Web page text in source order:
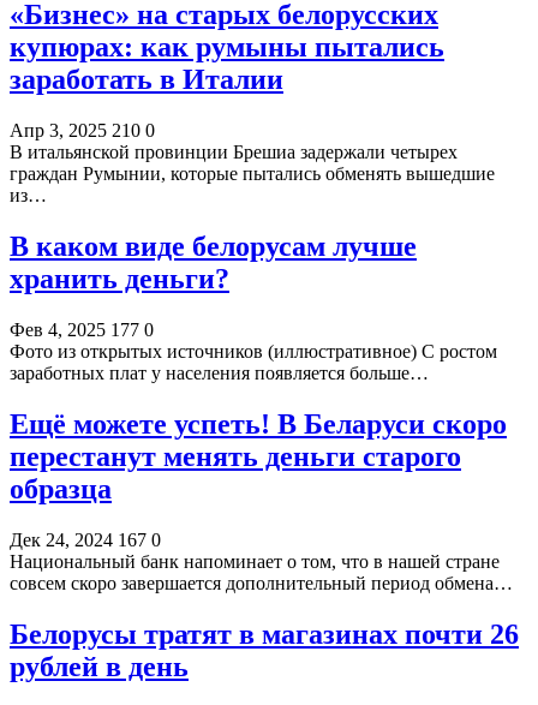
«Бизнес» на старых белорусских
купюрах: как румыны пытались
заработать в Италии
Апр 3, 2025 210 0
В итальянской провинции Брешиа задержали четырех
граждан Румынии, которые пытались обменять вышедшие
из…
В каком виде белорусам лучше
хранить деньги?
Фев 4, 2025 177 0
Фото из открытых источников (иллюстративное) С ростом
заработных плат у населения появляется больше…
Ещё можете успеть! В Беларуси скоро
перестанут менять деньги старого
образца
Дек 24, 2024 167 0
Национальный банк напоминает о том, что в нашей стране
совсем скоро завершается дополнительный период обмена…
Белорусы тратят в магазинах почти 26
рублей в день